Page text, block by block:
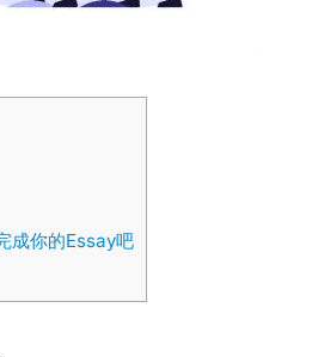
成你的Essay吧